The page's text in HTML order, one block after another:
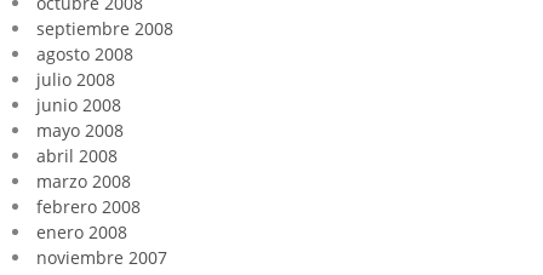
septiembre 2008
agosto 2008
julio 2008
junio 2008
mayo 2008
abril 2008
marzo 2008
febrero 2008
enero 2008
noviembre 2007